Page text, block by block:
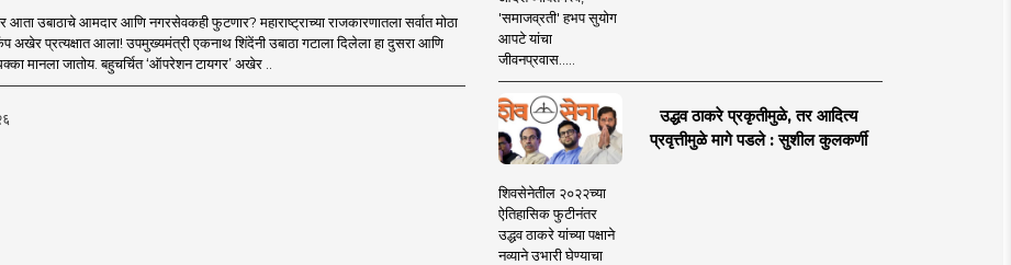
आता उबाठाचे आमदार आणि नगरसेवकही फुटणार? महाराष्ट्राच्या राजकारणातला सर्वात मोठा
अखेर प्रत्यक्षात आला! उपमुख्यमंत्री एकनाथ शिंदेंनी उबाठा गटाला दिलेला हा दुसरा आणि
मानला जातोय. बहुचर्चित ‘ऑपरेशन टायगर’ अखेर ..
'समाजव्रती' हभप सुयोग
आपटे यांचा
जीवनप्रवास.....
उद्धव ठाकरे प्रकृतीमुळे, तर आदित्य
प्रवृत्तीमुळे मागे पडले : सुशील कुलकर्णी
शिवसेनेतील २०२२च्या
ऐतिहासिक फुटीनंतर
उद्धव ठाकरे यांच्या पक्षाने
नव्याने उभारी घेण्याचा